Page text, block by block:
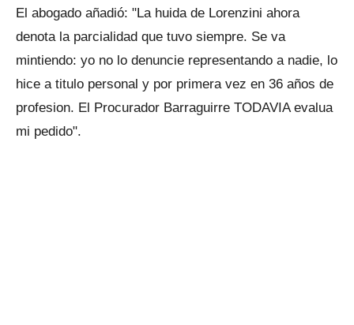
El abogado añadió: "La huida de Lorenzini ahora
denota la parcialidad que tuvo siempre. Se va
mintiendo: yo no lo denuncie representando a nadie, lo
hice a titulo personal y por primera vez en 36 años de
profesion. El Procurador Barraguirre TODAVIA evalua
mi pedido".